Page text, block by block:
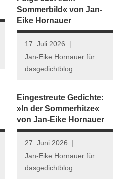
Sommerbild« von Jan-
Eike Hornauer
17. Juli 2026
Jan-Eike Hornauer für
dasgedichtblog
Eingestreute Gedichte:
»In der Sommerhitze«
von Jan-Eike Hornauer
27. Juni 2026
Jan-Eike Hornauer für
dasgedichtblog